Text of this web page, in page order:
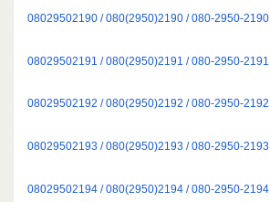
08029502190 / 080(2950)2190 / 080-2950-2190
08029502191 / 080(2950)2191 / 080-2950-2191
08029502192 / 080(2950)2192 / 080-2950-2192
08029502193 / 080(2950)2193 / 080-2950-2193
08029502194 / 080(2950)2194 / 080-2950-2194